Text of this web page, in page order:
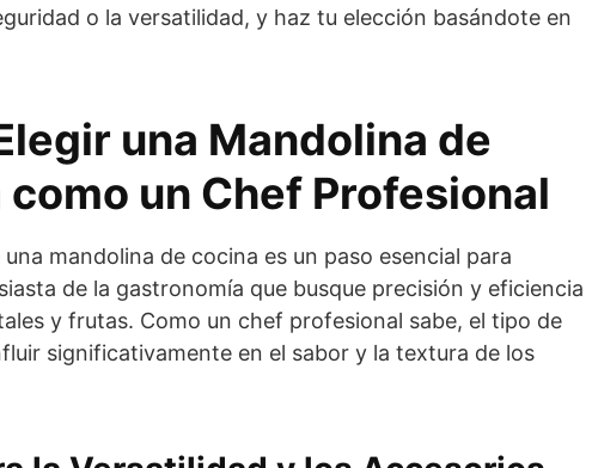
o la versatilidad, y haz tu elección basándote en
una Mandolina de
como un Chef Profesional
mandolina de cocina es un paso esencial para
de la gastronomía que busque precisión y eficiencia
y frutas. Como un chef profesional sabe, el tipo de
significativamente en el sabor y la textura de los